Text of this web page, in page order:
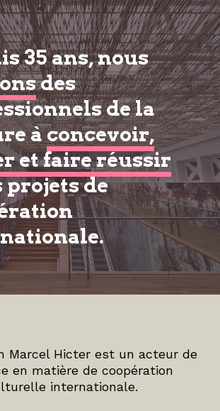
35 ans, nous
des
de la
àconcevoir,
et faire réussir
projets de
Marcel Hicter est un acteur de
en matière de coopération
internationale.